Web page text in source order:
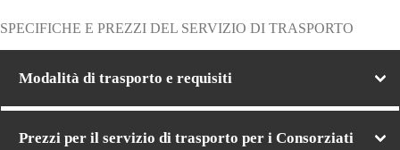
SPECIFICHE E PREZZI DEL SERVIZIO DI TRASPORTO
Modalità di trasporto e requisiti
Prezzi per il servizio di trasporto per i Consorziati